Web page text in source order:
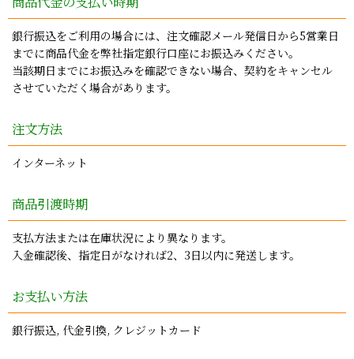
銀行振込をご利用の場合には、注文確認メール発信日から5営業日
までに商品代金を弊社指定銀行口座にお振込みください。
当該期日までにお振込みを確認できない場合、契約をキャンセル
させていただく場合があります。
注文方法
インターネット
商品引渡時期
支払方法または在庫状況により異なります。
入金確認後、指定日がなければ2、3日以内に発送します。
お支払い方法
銀行振込, 代金引換, クレジットカード